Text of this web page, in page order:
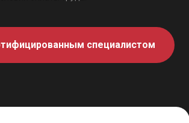
специалистом